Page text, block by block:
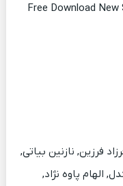
Free Download New
فرزین, نازنین بیاتی,
الهام پاوه نژاد,